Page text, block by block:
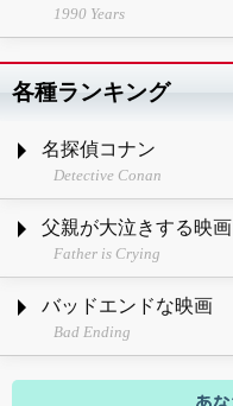
1990 Years
各種ランキング
名探偵コナン
Detective Conan
父親が大泣きする映画
Father is Crying
バッドエンドな映画
Bad Ending